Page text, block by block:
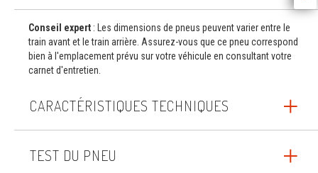
Conseil expert : Les dimensions de pneus peuvent varier entre le
train avant et le train arrière. Assurez-vous que ce pneu correspond
bien à l'emplacement prévu sur votre véhicule en consultant votre
carnet d'entretien.
CARACTÉRISTIQUES TECHNIQUES
TEST DU PNEU